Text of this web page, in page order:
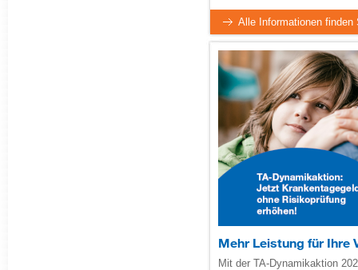
​Alle Informationen finden
Mehr Leistung für Ihre
Mit der TA-Dynamikaktion